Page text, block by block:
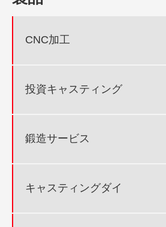
CNC加工
投資キャスティング
鍛造サービス
キャスティングダイ